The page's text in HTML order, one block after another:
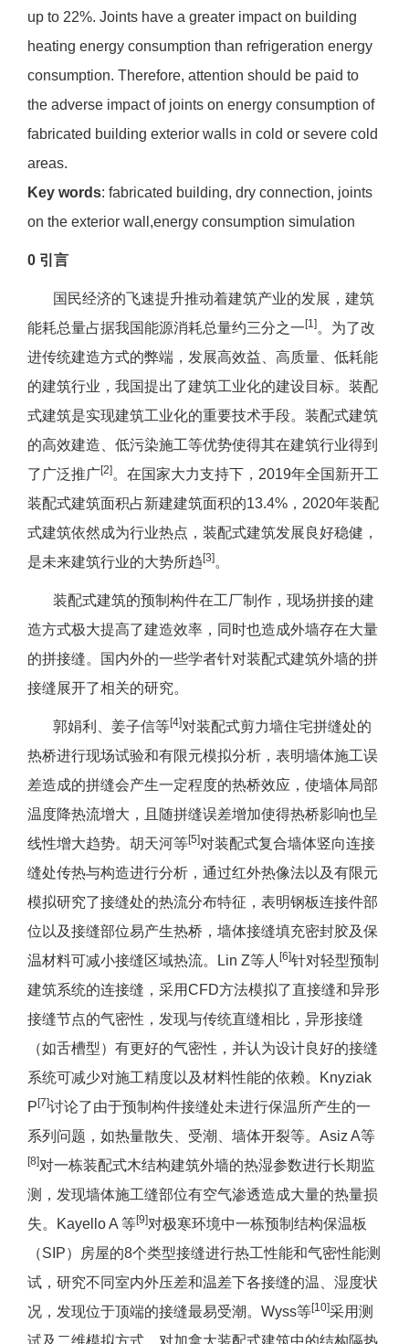
up to 22%. Joints have a greater impact on building
heating energy consumption than refrigeration energy
consumption. Therefore, attention should be paid to
the adverse impact of joints on energy consumption of
fabricated building exterior walls in cold or severe cold
areas.
Key words: fabricated building, dry connection, joints
on the exterior wall,energy consumption simulation
0 引言
国民经济的飞速提升推动着建筑产业的发展，建筑
能耗总量占据我国能源消耗总量约三分之一 [1] 。为了改
进传统建造方式的弊端，发展高效益、高质量、低耗能
的建筑行业，我国提出了建筑工业化的建设目标。装配
式建筑是实现建筑工业化的重要技术手段。装配式建筑
的高效建造、低污染施工等优势使得其在建筑行业得到
了广泛推广[2] 。在国家大力支持下，2019年全国新开工
装配式建筑面积占新建建筑面积的13.4%，2020年装配
式建筑依然成为行业热点，装配式建筑发展良好稳健，
是未来建筑行业的大势所趋 [3] 。
装配式建筑的预制构件在工厂制作，现场拼接的建
造方式极大提高了建造效率，同时也造成外墙存在大量
的拼接缝。国内外的一些学者针对装配式建筑外墙的拼
接缝展开了相关的研究。
郭娟利、姜子信等[4]对装配式剪力墙住宅拼缝处的
热桥进行现场试验和有限元模拟分析，表明墙体施工误
差造成的拼缝会产生一定程度的热桥效应，使墙体局部
温度降热流增大，且随拼缝误差增加使得热桥影响也呈
线性增大趋势。胡天河等[5]对装配式复合墙体竖向连接
缝处传热与构造进行分析，通过红外热像法以及有限元
模拟研究了接缝处的热流分布特征，表明钢板连接件部
位以及接缝部位易产生热桥，墙体接缝填充密封胶及保
温材料可减小接缝区域热流。Lin Z等人 [6]针对轻型预制
建筑系统的连接缝，采用CFD方法模拟了直接缝和异形
接缝节点的气密性，发现与传统直缝相比，异形接缝
（如舌槽型）有更好的气密性，并认为设计良好的接缝
系统可减少对施工精度以及材料性能的依赖。Knyziak
P [7]讨论了由于预制构件接缝处未进行保温所产生的一
系列问题，如热量散失、受潮、墙体开裂等。Asiz A等
[8]对一栋装配式木结构建筑外墙的热湿参数进行长期监
测，发现墙体施工缝部位有空气渗透造成大量的热量损
失。Kayello A 等[9]对极寒环境中一栋预制结构保温板
（SIP）房屋的8个类型接缝进行热工性能和气密性能测
试，研究不同室内外压差和温差下各接缝的温、湿度状
况，发现位于顶端的接缝最易受潮。Wyss等[10]采用测